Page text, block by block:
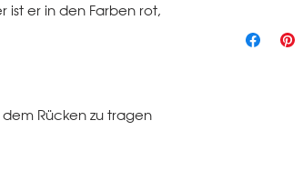
ist er in den Farben rot,
Rücken zu tragen